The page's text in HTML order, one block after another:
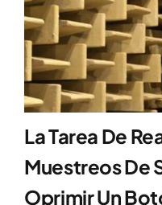
La Tarea De
Muestreos De
Oprimir Un